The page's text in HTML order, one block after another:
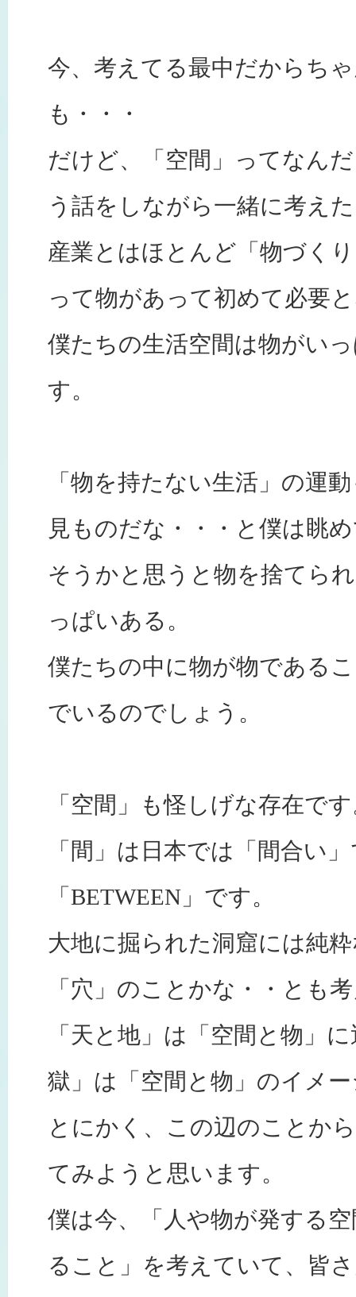
今、考えてる最中だからち
も・・・
だけど、「空間」ってなん
う話をしながら一緒に考え
産業とはほとんど「物づく
って物があって初めて必要
僕たちの生活空間は物がい
す。
「物を持たない生活」の運
見ものだな・・・と僕は眺
そうかと思うと物を捨てら
っぱいある。
僕たちの中に物が物である
でいるのでしょう。
「空間」も怪しげな存在で
「間」は日本では「間合い
「BETWEEN」です。
大地に掘られた洞窟には純
「穴」のことかな・・とも
「天と地」は「空間と物」
獄」は「空間と物」のイメ
とにかく、この辺のことか
てみようと思います。
僕は今、「人や物が発する
ること」を考えていて、皆